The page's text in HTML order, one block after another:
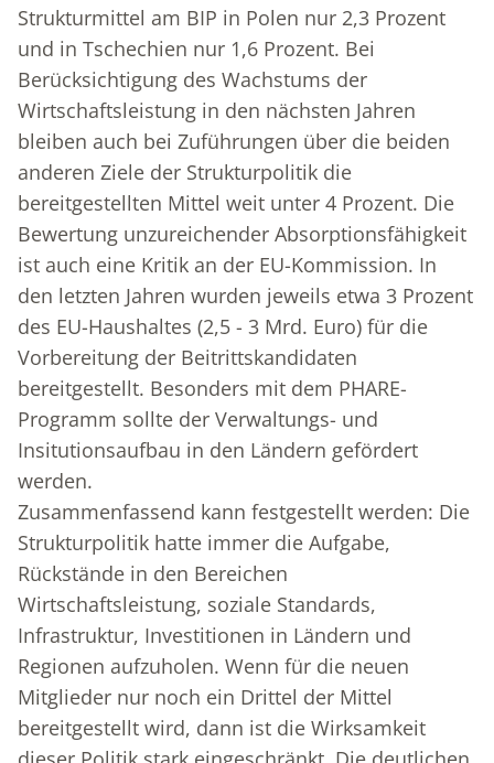
Strukturmittel am BIP in Polen nur 2,3 Prozent
und in Tschechien nur 1,6 Prozent. Bei
Berücksichtigung des Wachstums der
Wirtschaftsleistung in den nächsten Jahren
bleiben auch bei Zuführungen über die beiden
anderen Ziele der Strukturpolitik die
bereitgestellten Mittel weit unter 4 Prozent. Die
Bewertung unzureichender Absorptionsfähigkeit
ist auch eine Kritik an der EU-Kommission. In
den letzten Jahren wurden jeweils etwa 3 Prozent
des EU-Haushaltes (2,5 - 3 Mrd. Euro) für die
Vorbereitung der Beitrittskandidaten
bereitgestellt. Besonders mit dem PHARE-
Programm sollte der Verwaltungs- und
Insitutionsaufbau in den Ländern gefördert
werden.
Zusammenfassend kann festgestellt werden: Die
Strukturpolitik hatte immer die Aufgabe,
Rückstände in den Bereichen
Wirtschaftsleistung, soziale Standards,
Infrastruktur, Investitionen in Ländern und
Regionen aufzuholen. Wenn für die neuen
Mitglieder nur noch ein Drittel der Mittel
bereitgestellt wird, dann ist die Wirksamkeit